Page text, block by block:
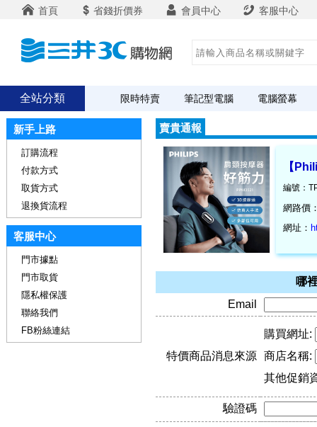
首頁 省錢折價券 會員中心 客服中心
全站分類 限時特賣 筆記型電腦 電腦螢幕
賣貴通報
【
編號：
網路價
網址：
哪
Email
特價商品消息來源
購買網址:
商店名稱:
其他促銷
驗證碼
新手上路
訂購流程
付款方式
取貨方式
退換貨流程
客服中心
門市據點
門市取貨
隱私權保護
聯絡我們
FB粉絲連結